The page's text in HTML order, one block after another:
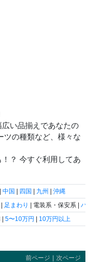
い品揃えであなたの
ツの種類など、様々な
？ 今すぐ利用してあ
| 中国 | 四国 | 九州 | 沖縄
| 足まわり | 電装系・保安系 | ハ
| 5〜10万円 | 10万円以上
前ページ 次ページ